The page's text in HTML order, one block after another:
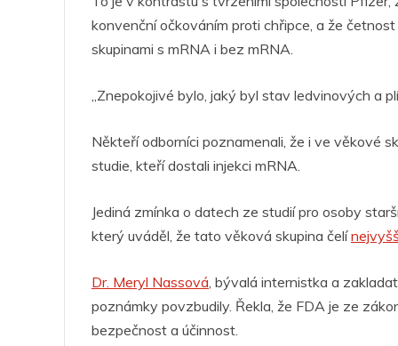
konvenční očkováním proti chřipce, a že
skupinami s mRNA i bez mRNA.
„Znepokojivé bylo, jaký byl stav ledvinových a
Někteří odborníci poznamenali, že i ve věkové
studie, kteří dostali injekci mRNA.
Jediná zmínka o datech ze studií pro osoby
který uváděl, že tato věková skupina čelí
Dr. Meryl Nassová, bývalá internistka a
poznámky povzbudily. Řekla, že FDA je ze
bezpečnost a účinnost.